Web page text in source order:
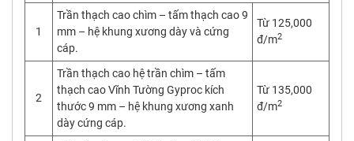
1
Trần thạch cao chìm – tấm thạch cao 9
mm – hệ khung xương dày và cứng
cáp.
Từ 125,000
đ/m2
2
Trần thạch cao hệ trần chìm – tấm
thạch cao Vĩnh Tường Gyproc kích
thước 9 mm – hệ khung xương xanh
dày cứng cáp.
Từ 135,000
đ/m2